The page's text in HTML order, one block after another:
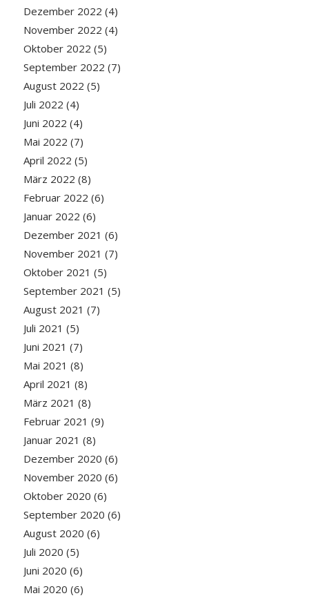
Dezember 2022 (4)
November 2022 (4)
Oktober 2022 (5)
September 2022 (7)
August 2022 (5)
Juli 2022 (4)
Juni 2022 (4)
Mai 2022 (7)
April 2022 (5)
März 2022 (8)
Februar 2022 (6)
Januar 2022 (6)
Dezember 2021 (6)
November 2021 (7)
Oktober 2021 (5)
September 2021 (5)
August 2021 (7)
Juli 2021 (5)
Juni 2021 (7)
Mai 2021 (8)
April 2021 (8)
März 2021 (8)
Februar 2021 (9)
Januar 2021 (8)
Dezember 2020 (6)
November 2020 (6)
Oktober 2020 (6)
September 2020 (6)
August 2020 (6)
Juli 2020 (5)
Juni 2020 (6)
Mai 2020 (6)